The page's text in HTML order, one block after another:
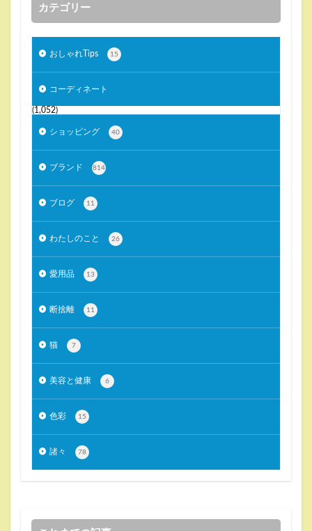
カテゴリー
おしゃれTips 15
コーディネート
(1,052)
ショッピング 40
ブランド 814
ブログ 11
わたしのこと 26
愛用品 13
断捨離 11
猫 7
美容と健康 6
色彩 15
諸々 78